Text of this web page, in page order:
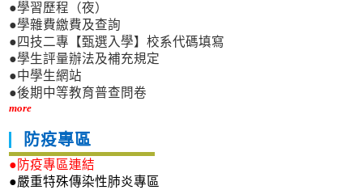
●學習歷程（夜）
●學雜費繳費及查詢
●四技二專【甄選入學】校系代碼填寫
●學生評量辦法及補充規定
●中學生網站
●後期中等教育普查問卷
more
防疫專區
●防疫專區連結
●嚴重特殊傳染性肺炎專區